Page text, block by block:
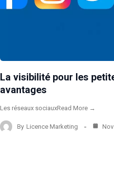
La visibilité pour les
avantages
Les réseaux sociauxRead More →
By Licence Marketing